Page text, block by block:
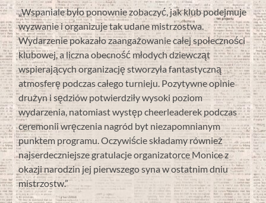
„Wspaniale było ponownie zobaczyć, jak klub podejmuje
wyzwanie i organizuje tak udane mistrzostwa.
Wydarzenie pokazało zaangażowanie całej społeczności
klubowej, a liczna obecność młodych dziewcząt
wspierających organizację stworzyła fantastyczną
atmosferę podczas całego turnieju. Pozytywne opinie
drużyn i sędziów potwierdziły wysoki poziom
wydarzenia, natomiast występ cheerleaderek podczas
ceremonii wręczenia nagród byt niezapomnianym
punktem programu. Oczywiście składamy również
najserdeczniejsze gratulacje organizatorce Monice z
okazji narodzin jej pierwszego syna w ostatnim dniu
mistrzostw.”